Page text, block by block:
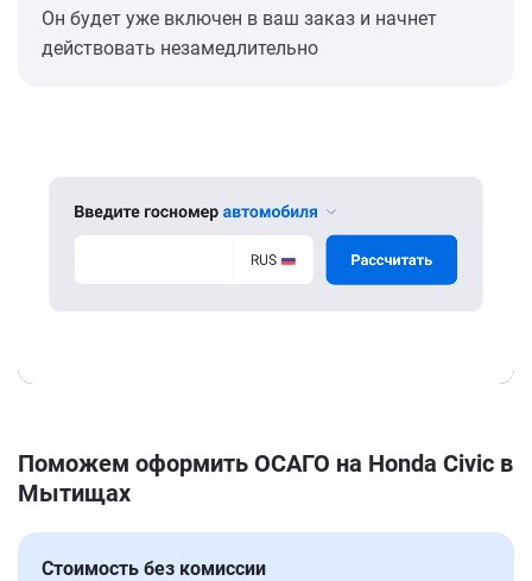
Он будет уже включен в ваш заказ и начнет
действовать незамедлительно
Поможем оформить ОСАГО на Honda Civic в
Мытищах
Стоимость без комиссии